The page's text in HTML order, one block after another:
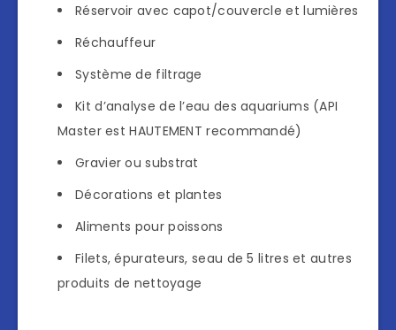
Réservoir avec capot/couvercle et lumières
Réchauffeur
Système de filtrage
Kit d’analyse de l’eau des aquariums (API
Master est HAUTEMENT recommandé)
Gravier ou substrat
Décorations et plantes
Aliments pour poissons
Filets, épurateurs, seau de 5 litres et autres
produits de nettoyage